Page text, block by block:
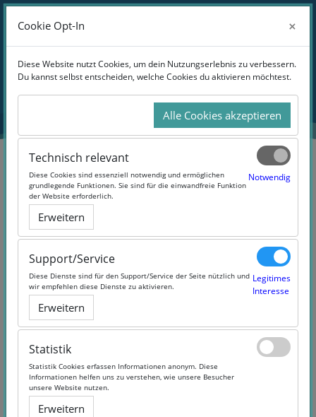
Zum Hauptinhalt
Website-Übersicht
Anmelden
Blöcke
Übersichtaller Kurse
Blöcke
Cookie Opt-In ×
Diese Website nutzt Cookies, um dein Nutzungserlebnis zu verbessern.
Du kannst selbst entscheiden, welche Cookies du aktivieren möchtest.
Alle Cookies akzeptieren
Technisch relevant
Diese Cookies sind essenziell notwendig und ermöglichen
grundlegende Funktionen. Sie sind für die einwandfreie Funktion
der Website erforderlich.
Notwendig
Erweitern
Support/Service
Diese Dienste sind für den Support/Service der Seite nützlich und
wir empfehlen diese Dienste zu aktivieren.
Legitimes
Interesse
Erweitern
Statistik
Statistik Cookies erfassen Informationen anonym. Diese
Informationen helfen uns zu verstehen, wie unsere Besucher
unsere Website nutzen.
Erweitern
Cookie Opt-In ×
Diese Website nutzt Cookies, um dein Nutzungserlebnis zu verbessern.
Du kannst selbst entscheiden, welche Cookies du aktivieren möchtest.
Alle Cookies akzeptieren
Technisch relevant
Diese Cookies sind essenziell notwendig und ermöglichen
grundlegende Funktionen. Sie sind für die einwandfreie Funktion
der Website erforderlich.
Notwendig
Erweitern
Support/Service
Diese Dienste sind für den Support/Service der Seite nützlich und
wir empfehlen diese Dienste zu aktivieren.
Legitimes
Interesse
Erweitern
Statistik
Statistik Cookies erfassen Informationen anonym. Diese
Informationen helfen uns zu verstehen, wie unsere Besucher
unsere Website nutzen.
Erweitern